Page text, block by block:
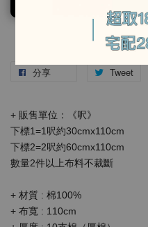
分享 Tweet
+ 販售單位：《呎》
下標1=1呎約30cmx110cm
下標2=2呎約60cmx110cm
數量2件以上布料不裁斷
+ 材質 : 棉100%
+ 布寬 : 110cm